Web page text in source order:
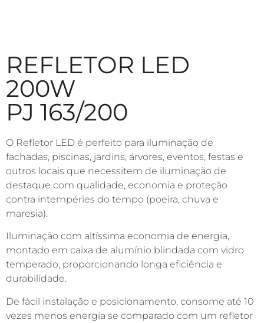
REFLETOR LED
200W
PJ 163/200
O Refletor LED é perfeito para iluminação de
fachadas, piscinas, jardins, árvores, eventos, festas e
outros locais que necessitem de iluminação de
destaque com qualidade, economia e proteção
contra intempéries do tempo (poeira, chuva e
maresia).
Iluminação com altíssima economia de energia,
montado em caixa de alumínio blindada com vidro
temperado, proporcionando longa eficiência e
durabilidade.
De fácil instalação e posicionamento, consome até 10
vezes menos energia se comparado com um refletor